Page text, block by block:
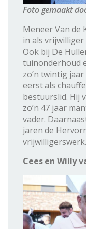
Foto gemaakt
Meneer Van de
in als
Ook bij De
tuinonderhoud
zo’n twintig
eerst als
bestuurslid. Hij
zo’n 47 jaar
vader.
jaren de
vrijwilligerswerk.
Cees en Willy